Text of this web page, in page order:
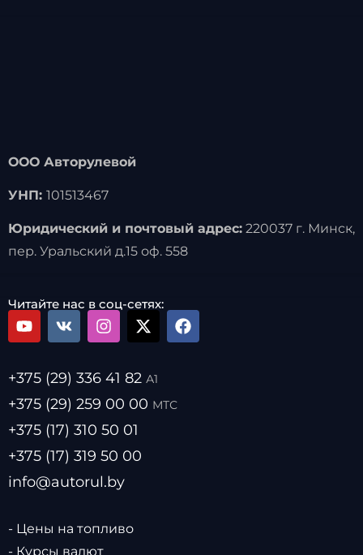
ООО Авторулевой
УНП: 101513467
Юридический и почтовый адрес:220037 г. Минск,
пер. Уральский д.15 оф. 558
Читайте нас в соц-сетях:
+375 (29) 336 41 82 А1
+375 (29) 259 00 00 МТС
+375 (17) 310 50 01
+375 (17) 319 50 00
info@autorul.by
- Цены на топливо
- Курсы валют